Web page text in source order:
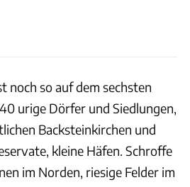
noch so auf dem sechsten
urige Dörfer und Siedlungen,
Backsteinkirchen und
kleine Häfen. Schroffe
im Norden, riesige Felder im